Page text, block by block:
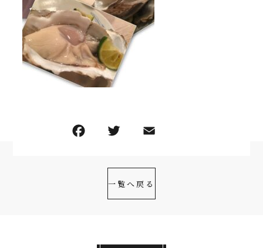
一覧へ戻る